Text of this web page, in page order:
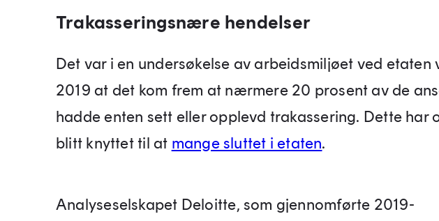
Trakasseringsnære hendelser
Det var i en undersøkelse av arbeidsmiljøet ved etaten
2019 at det kom frem at nærmere 20 prosent av de
hadde enten sett eller opplevd trakassering. Dette har
blitt knyttet til at mange sluttet i etaten.
Analyseselskapet Deloitte, som gjennomførte 2019-